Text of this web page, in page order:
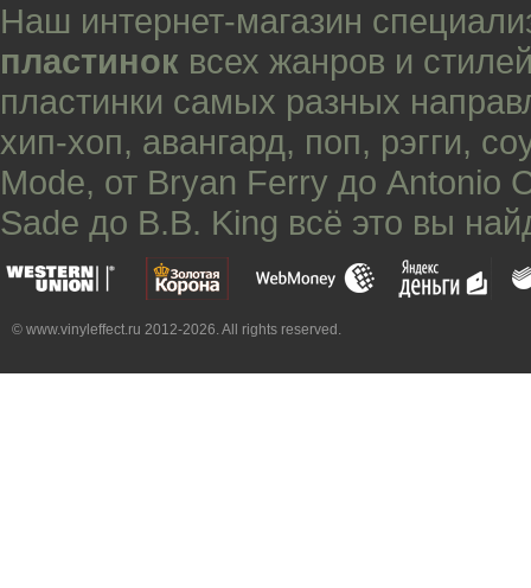
Наш интернет-магазин
пластинок всех жанров и
пластинки самых разных
хип-хоп, авангард, поп, рэгги,
Mode, от Bryan Ferry до Antonio
Sade до B.B. King всё это вы
© www.vinyleffect.ru 2012-2026. All rights reserved.